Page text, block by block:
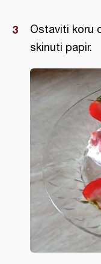
Ostaviti koru
skinuti papir.